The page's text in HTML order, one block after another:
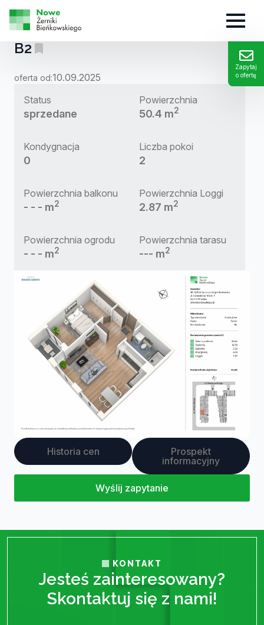
Zapytaj
o ofertę
MIESZKANIE:
B2
oferta od:10.09.2025
Status
sprzedane
Powierzchnia
50.4 m2
Kondygnacja
0
Liczba pokoi
2
Powierzchnia balkonu
- - - m2
Powierzchnia Loggi
2.87 m2
Powierzchnia ogrodu
- - - m2
Powierzchnia tarasu
--- m2
Historia cen
Prospekt
informacyjny
Wyślij zapytanie
KONTAKT
Jesteś zainteresowany?
Skontaktuj się z nami!